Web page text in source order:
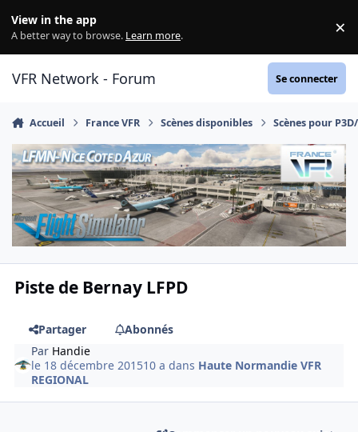
View in the app
A better way to browse. Learn more. ×
VFR Network - Forum Se connecter
Accueil France VFR Scènes disponibles Scènes pour
Piste de Bernay LFPD
Partager
Abonnés
Par Handie
le 18 décembre 201510 a dans Haute Normandie VFR
REGIONAL